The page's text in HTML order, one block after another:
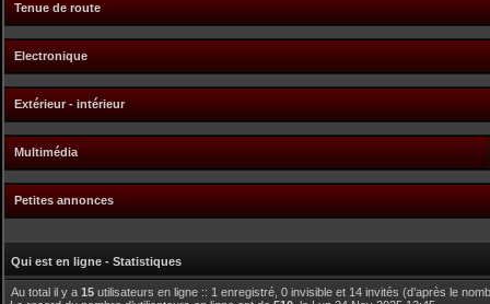
Tenue de route
Electronique
Extérieur - intérieur
Multimédia
Petites annonces
Qui est en ligne - Statistiques
Au total il y a 15 utilisateurs en ligne :: 1 enregistré, 0 invisible et 14 invités (d’après le